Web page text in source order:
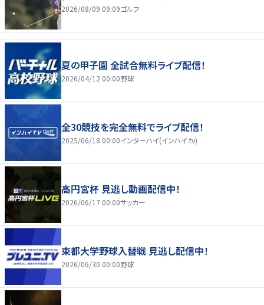
2026/08/09 09:09ゴルフ
夏の甲子園 全試合無料ライブ配信！
2026/04/12 00:00野球
全30競技を完全無料でライブ配信！
2025/06/18 00:00インターハイ(インハイ.tv)
高円宮杯 見逃し動画配信中！
2026/06/17 00:00サッカー
東都大学野球入替戦 見逃し配信中！
2026/06/30 00:00野球